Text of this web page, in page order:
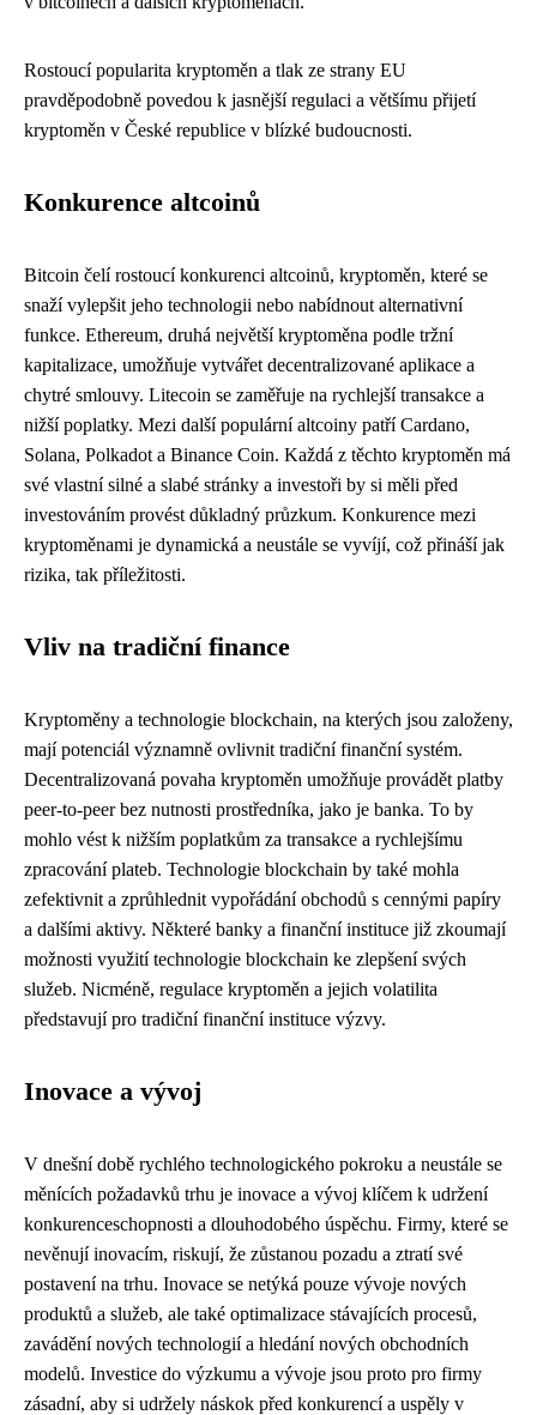
Rostoucí popularita kryptoměn a tlak ze strany EU
pravděpodobně povedou k jasnější regulaci a většímu přijetí
kryptoměn v České republice v blízké budoucnosti.
Konkurence altcoinů
Bitcoin čelí rostoucí konkurenci altcoinů, kryptoměn, které se
snaží vylepšit jeho technologii nebo nabídnout alternativní
funkce. Ethereum, druhá největší kryptoměna podle tržní
kapitalizace, umožňuje vytvářet decentralizované aplikace a
chytré smlouvy. Litecoin se zaměřuje na rychlejší transakce a
nižší poplatky. Mezi další populární altcoiny patří Cardano,
Solana, Polkadot a Binance Coin. Každá z těchto kryptoměn má
své vlastní silné a slabé stránky a investoři by si měli před
investováním provést důkladný průzkum. Konkurence mezi
kryptoměnami je dynamická a neustále se vyvíjí, což přináší jak
rizika, tak příležitosti.
Vliv na tradiční finance
Kryptoměny a technologie blockchain, na kterých jsou založeny,
mají potenciál významně ovlivnit tradiční finanční systém.
Decentralizovaná povaha kryptoměn umožňuje provádět platby
peer-to-peer bez nutnosti prostředníka, jako je banka. To by
mohlo vést k nižším poplatkům za transakce a rychlejšímu
zpracování plateb. Technologie blockchain by také mohla
zefektivnit a zprůhlednit vypořádání obchodů s cennými papíry
a dalšími aktivy. Některé banky a finanční instituce již zkoumají
možnosti využití technologie blockchain ke zlepšení svých
služeb. Nicméně, regulace kryptoměn a jejich volatilita
představují pro tradiční finanční instituce výzvy.
Inovace a vývoj
V dnešní době rychlého technologického pokroku a neustále se
měnících požadavků trhu je inovace a vývoj klíčem k udržení
konkurenceschopnosti a dlouhodobého úspěchu. Firmy, které se
nevěnují inovacím, riskují, že zůstanou pozadu a ztratí své
postavení na trhu. Inovace se netýká pouze vývoje nových
produktů a služeb, ale také optimalizace stávajících procesů,
zavádění nových technologií a hledání nových obchodních
modelů. Investice do výzkumu a vývoje jsou proto pro firmy
zásadní, aby si udržely náskok před konkurencí a uspěly v